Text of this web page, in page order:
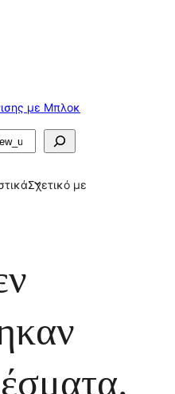
με Μπλοκ
Σχετικό με